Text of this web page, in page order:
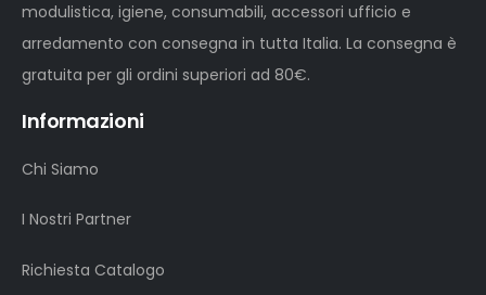
modulistica, igiene, consumabili, accessori ufficio e
arredamento con consegna in tutta Italia. La consegna è
gratuita per gli ordini superiori ad 80€.
Informazioni
Chi Siamo
I Nostri Partner
Richiesta Catalogo